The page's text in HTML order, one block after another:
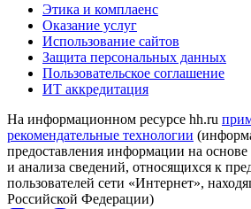
Этика и комплаенс
Оказание услуг
Использование сайтов
Защита персональных данных
Пользовательское соглашение
ИТ аккредитация
На информационном ресурсе hh.ru
рекомендательные технологии
предоставления информации на основе
и анализа сведений, относящихся к
пользователей сети «Интернет»,
Российской Федерации)